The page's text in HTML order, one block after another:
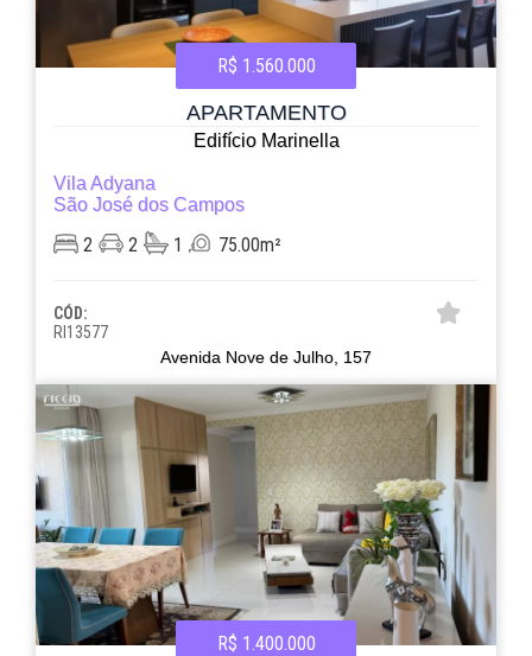
R$ 1.560.000
APARTAMENTO
Edifício Marinella
Vila Adyana
São José dos Campos
2 2 1 75.00m²
CÓD:
RI13577
Avenida Nove de Julho, 157
R$ 1.400.000